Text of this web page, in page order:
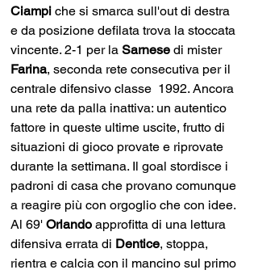
Ciampi che si smarca sull'out di destra
e da posizione defilata trova la stoccata
vincente. 2-1 per la Sarnese di mister
Farina, seconda rete consecutiva per il
centrale difensivo classe  1992. Ancora
una rete da palla inattiva: un autentico
fattore in queste ultime uscite, frutto di
situazioni di gioco provate e riprovate
durante la settimana. Il goal stordisce i
padroni di casa che provano comunque
a reagire più con orgoglio che con idee.
Al 69' Orlando approfitta di una lettura
difensiva errata di Dentice, stoppa,
rientra e calcia con il mancino sul primo